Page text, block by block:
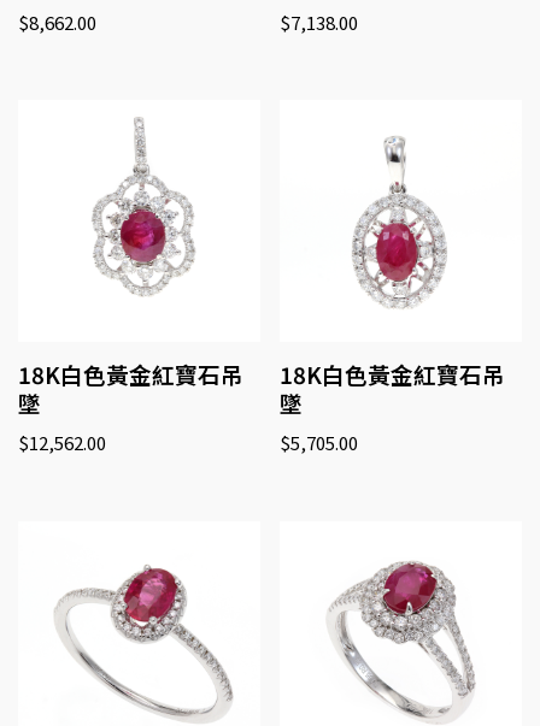
$8,662.00 $7,138.00
18K白色黃金紅寶石吊
墜
$12,562.00
18K白色黃金紅寶石吊
墜
$5,705.00